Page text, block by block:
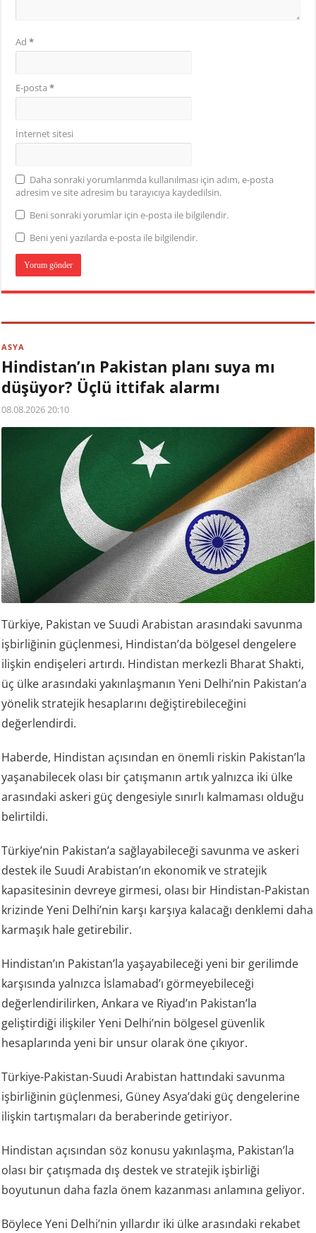
Ad*
E-posta*
İnternet sitesi
Daha sonraki yorumlarımda kullanılması için adım, e-posta
adresim ve site adresim bu tarayıcıya kaydedilsin.
Beni sonraki yorumlar için e-posta ile bilgilendir.
Beni yeni yazılarda e-posta ile bilgilendir.
ASYA
Hindistan’ın Pakistan planı suya mı
düşüyor? Üçlü ittifak alarmı
08.08.2026 20:10
Türkiye, Pakistan ve Suudi Arabistan arasındaki savunma
işbirliğinin güçlenmesi, Hindistan’da bölgesel dengelere
ilişkin endişeleri artırdı. Hindistan merkezli Bharat Shakti,
üç ülke arasındaki yakınlaşmanın Yeni Delhi’nin Pakistan’a
yönelik stratejik hesaplarını değiştirebileceğini
değerlendirdi.
Haberde, Hindistan açısından en önemli riskin Pakistan’la
yaşanabilecek olası bir çatışmanın artık yalnızca iki ülke
arasındaki askeri güç dengesiyle sınırlı kalmaması olduğu
belirtildi.
Türkiye’nin Pakistan’a sağlayabileceği savunma ve askeri
destek ile Suudi Arabistan’ın ekonomik ve stratejik
kapasitesinin devreye girmesi, olası bir Hindistan-Pakistan
krizinde Yeni Delhi’nin karşı karşıya kalacağı denklemi daha
karmaşık hale getirebilir.
Hindistan’ın Pakistan’la yaşayabileceği yeni bir gerilimde
karşısında yalnızca İslamabad’ı görmeyebileceği
değerlendirilirken, Ankara ve Riyad’ın Pakistan’la
geliştirdiği ilişkiler Yeni Delhi’nin bölgesel güvenlik
hesaplarında yeni bir unsur olarak öne çıkıyor.
Türkiye-Pakistan-Suudi Arabistan hattındaki savunma
işbirliğinin güçlenmesi, Güney Asya’daki güç dengelerine
ilişkin tartışmaları da beraberinde getiriyor.
Hindistan açısından söz konusu yakınlaşma, Pakistan’la
olası bir çatışmada dış destek ve stratejik işbirliği
boyutunun daha fazla önem kazanması anlamına geliyor.
Böylece Yeni Delhi’nin yıllardır iki ülke arasındaki rekabet